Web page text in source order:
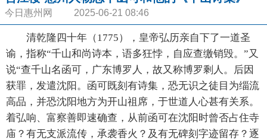
今日惠州网 2025-06-21 08:46
清乾隆四十年（1775），皇帝弘历亲自下了一道圣
谕，指称“千山和尚诗本，语多狂悖，自应查缴销毁。”又
说“查千山名函可，广东博罗人，故又称博罗剩人。后因
获罪，发遣沈阳。函可既刻有诗集，恐无识之徒目为缁流
高品，并恐沈阳地方为开山祖席，于世道人心甚有关系。
着弘响、富察善即速确查，从前函可在沈阳时曾否占住寺
庙？有无支派流传，承袭香火？及有无碑刻字迹留存？逐